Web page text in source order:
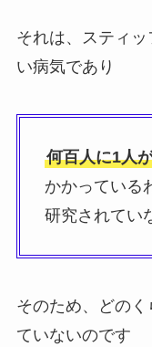
それは、スティ
い病気であり
何百人に1人
かかっている
研究されてい
そのため、どの
ていないのです